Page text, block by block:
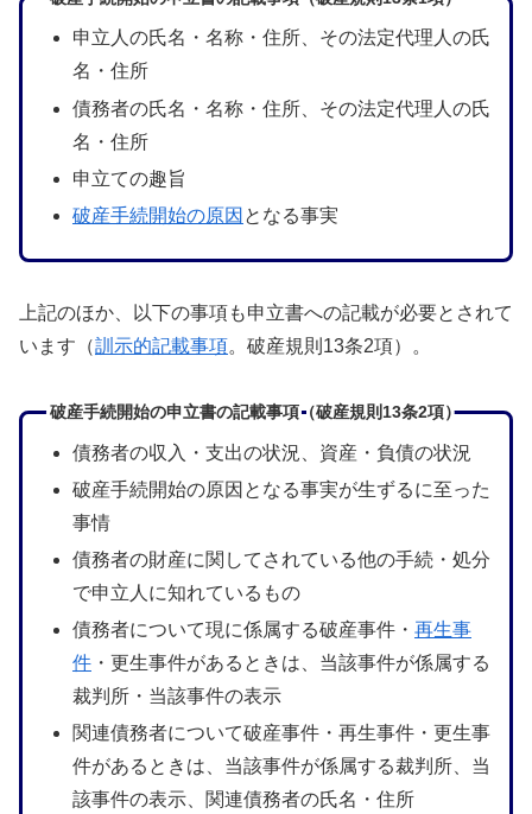
申立人の氏名・名称・住所、その法定代理人の氏
名・住所
債務者の氏名・名称・住所、その法定代理人の氏
名・住所
申立ての趣旨
破産手続開始の原因 となる事実
上記のほか、以下の事項も申立書への記載が必要とされて
います（訓示的記載事項。破産規則13条2項）。
破産手続開始の申立書の記載事項（破産規則13条2項）
債務者の収入・支出の状況、資産・負債の状況
破産手続開始の原因となる事実が生ずるに至った
事情
債務者の財産に関してされている他の手続・処分
で申立人に知れているもの
債務者について現に係属する破産事件・ 再生事
件・更生事件があるときは、当該事件が係属する
裁判所・当該事件の表示
関連債務者について破産事件・再生事件・更生事
件があるときは、当該事件が係属する裁判所、当
該事件の表示、関連債務者の氏名・住所